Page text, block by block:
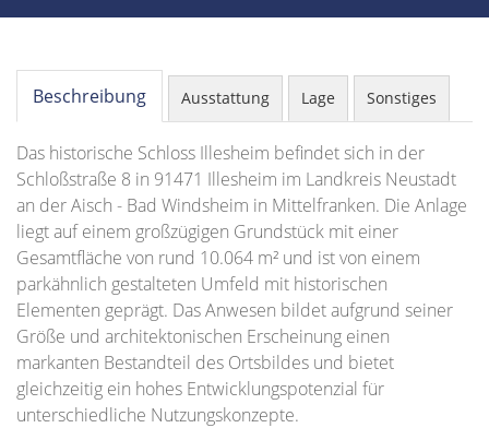
Beschreibung Ausstattung Lage Sonstiges
Das historische Schloss Illesheim befindet sich in der
Schloßstraße 8 in 91471 Illesheim im Landkreis Neustadt
an der Aisch - Bad Windsheim in Mittelfranken. Die Anlage
liegt auf einem großzügigen Grundstück mit einer
Gesamtfläche von rund 10.064 m² und ist von einem
parkähnlich gestalteten Umfeld mit historischen
Elementen geprägt. Das Anwesen bildet aufgrund seiner
Größe und architektonischen Erscheinung einen
markanten Bestandteil des Ortsbildes und bietet
gleichzeitig ein hohes Entwicklungspotenzial für
unterschiedliche Nutzungskonzepte.